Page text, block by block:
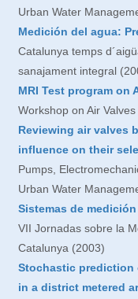
Urban Water
Medición del agua:
Catalunya temps
sanajament integral
MRI Test program on
Workshop on Air
Reviewing air valves
influence on their
Pumps,
Urban Water
Sistemas de
VII Jornadas sobre la
Catalunya (2003)
Stochastic prediction
in a district metered